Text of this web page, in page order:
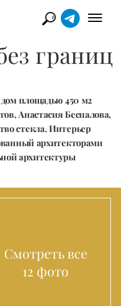
границ
площадью 450 м2
Анастасия Беспалова,
стекла. Интерьер
архитекторами
архитектуры
Смотреть все
12 фото